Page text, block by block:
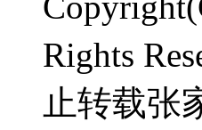
Rights
止转载张